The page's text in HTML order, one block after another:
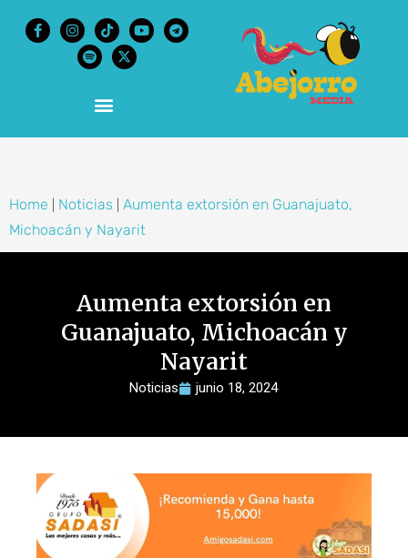
Home Noticias
Aumenta extorsión en Guanajuato,
Michoacán y Nayarit
Aumenta extorsión en
Guanajuato, Michoacán y
Nayarit
Noticias junio 18, 2024